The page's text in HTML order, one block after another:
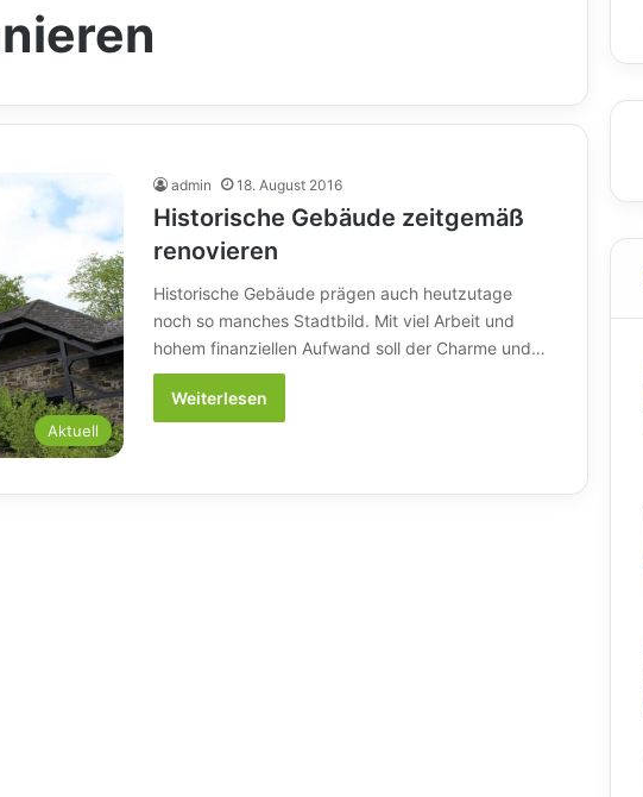
Aktuell
admin 18. August 2016
Historische Gebäude zeitgemäß
renovieren
Historische Gebäude prägen auch heutzutage
noch so manches Stadtbild. Mit viel Arbeit und
hohem finanziellen Aufwand soll der Charme und…
Weiterlesen